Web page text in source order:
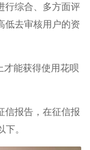
行综合、多方面评
低去审核用户的资
能获得使用花呗
信报告，在征信报
。